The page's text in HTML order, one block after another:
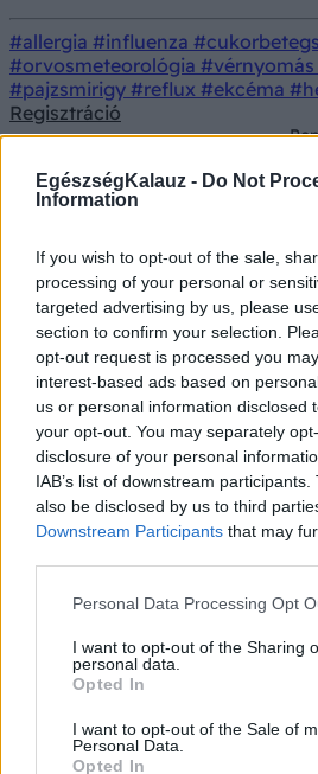
EgészségKalauz - Do Not
Information
If you wish to opt-out of the sale,
processing of your personal or
targeted advertising by us, please
section to confirm your selection.
opt-out request is processed you
interest-based ads based on
us or personal information disclosed
your opt-out. You may separately
disclosure of your personal
IAB’s list of downstream
also be disclosed by us to third
Downstream Participants that may
Please note that this website/app
not limited to your visit or usage
grant or deny consent to Google and
use your data for below specified
consent section.
Personal Data Processing Opt
I want to opt-out of the Sharing
personal data.
Opted In
I want to opt-out of the Sale of
Personal Data.
Opted In
#allergia #influenza
#orvosmeteorológia #vérnyomás
#pajzsmirigy #reflux #ekcéma
Regisztráció
bármilyen